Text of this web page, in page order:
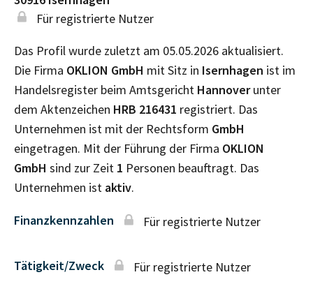
Für registrierte Nutzer
Das Profil wurde zuletzt am 05.05.2026 aktualisiert.
Die Firma OKLION GmbH mit Sitz in Isernhagen ist im
Handelsregister beim Amtsgericht Hannoverunter
dem Aktenzeichen HRB 216431 registriert. Das
Unternehmen ist mit der Rechtsform GmbH
eingetragen. Mit der Führung der Firma OKLION
GmbH sind zur Zeit 1 Personen beauftragt. Das
Unternehmen ist aktiv.
Finanzkennzahlen Für registrierte Nutzer
Tätigkeit/Zweck Für registrierte Nutzer